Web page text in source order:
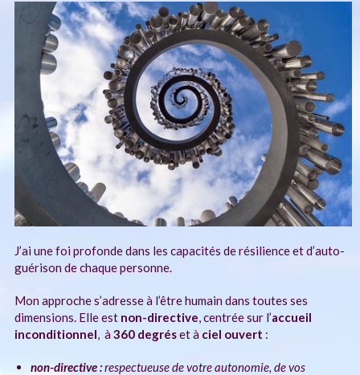
J’ai une foi profonde dans les capacités de résilience et d’auto-
guérison de chaque personne.
Mon approche s’adresse à l’être humain dans toutes ses
dimensions. Elle est non-directive , centrée sur l’accueil
inconditionnel , à 360 degréset à ciel ouvert :
non-directive :respectueuse de votre autonomie, de vos